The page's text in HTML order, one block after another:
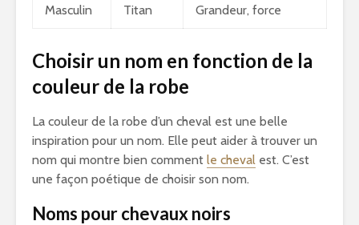
Masculin Titan Grandeur, force
Choisir un nom en fonction de la
couleur de la robe
La couleur de la robe d’un cheval est une belle
inspiration pour un nom. Elle peut aider à trouver un
nom qui montre bien comment le cheval est. C’est
une façon poétique de choisir son nom.
Noms pour chevaux noirs